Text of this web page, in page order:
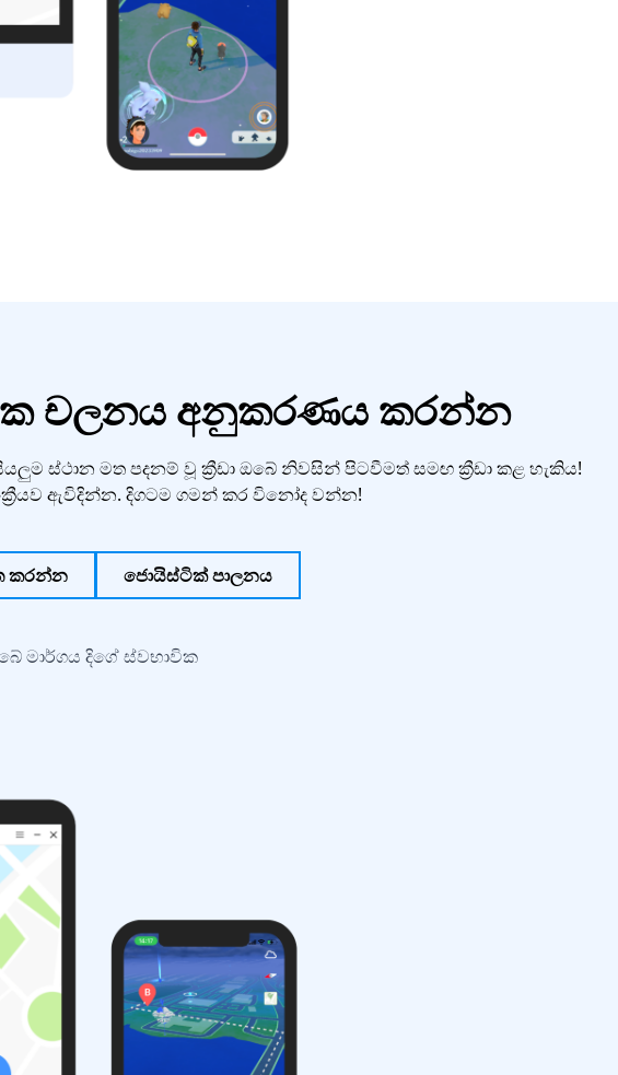
චලනය අනුකරණය කරන්න
සියලුම ස්ථාන මත පදනම් වූ ක්‍රීඩා ඔබේ නිවසින් පිටවීමත් සමඟ ක්‍රීඩා කළ හැකිය!
ඇවිදින්න. දිගටම ගමන් කර විනෝද වන්න!
කරන්න ජොයිස්ටික් පාලනය
මාර්ගය දිගේ ස්වභාවික